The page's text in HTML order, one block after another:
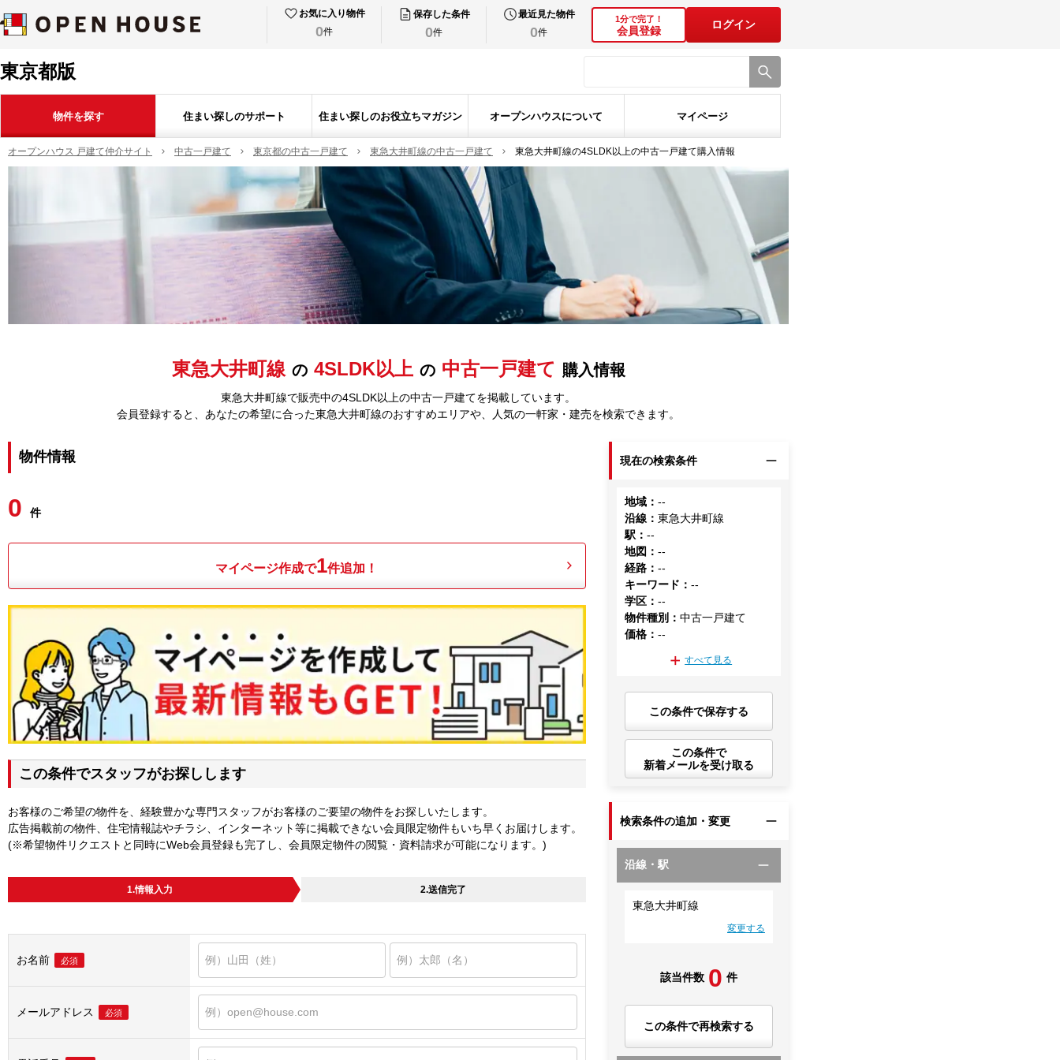
お気に入り物件
0件
保存した条件
0件
最近見た物件
0件
1分で完了！
会員登録
ログイン
東京都版
物件を探す 住まい探しのサポート 住まい探しのお役立ちマガジン オープンハウスについて マイページ
オープンハウス 戸建て仲介サイト 中古一戸建て 東京都の中古一戸建て 東急大井町線の中古一戸建て 東急大井町線の4SLDK以上の中古一戸建て購入情報
東急大井町線 の 4SLDK以上 の 中古一戸建て 購入情報
東急大井町線で販売中の4SLDK以上の中古一戸建てを掲載しています。
会員登録すると、あなたの希望に合った東急大井町線のおすすめエリアや、人気の一軒家・建売を検索できます。
物件情報
0 件
マイページ作成で1件追加！
この条件でスタッフがお探しします
お客様のご希望の物件を、経験豊かな専門スタッフがお客様のご要望の物件をお探しいたします。
広告掲載前の物件、住宅情報誌やチラシ、インターネット等に掲載できない会員限定物件もいち早くお届けします。
(※希望物件リクエストと同時にWeb会員登録も完了し、会員限定物件の閲覧・資料請求が可能になります。)
1.情報入力 2.送信完了
お名前 必須
メールアドレス 必須
現在の検索条件
地域 ：--
沿線 ：東急大井町線
駅 ：--
地図 ：--
経路 ：--
キーワード ：--
学区 ：--
物件種別 ：中古一戸建て
価格 ：--
すべて見る
この条件で保存する
この条件で
新着メールを受け取る
検索条件の追加・変更
沿線・駅
東急大井町線
変更する
該当件数 0 件
この条件で再検索する